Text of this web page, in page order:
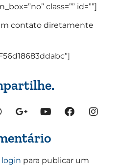
class=”” id=””]
contato diretamente
login para publicar um